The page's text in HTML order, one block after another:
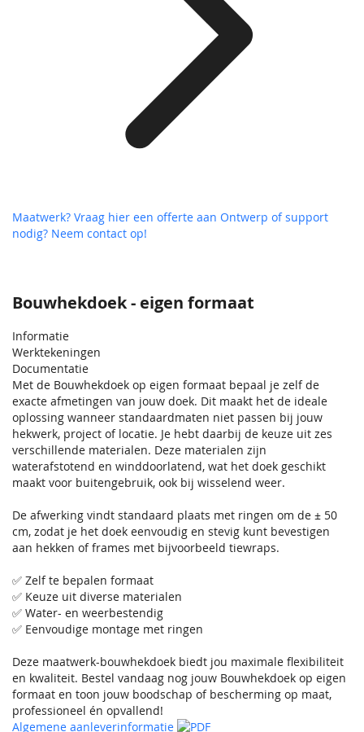
Bouwhekdoek - eigen formaat
Informatie
Werktekeningen
Documentatie
Met de Bouwhekdoek op eigen formaat bepaal je zelf de
exacte afmetingen van jouw doek. Dit maakt het de ideale
oplossing wanneer standaardmaten niet passen bij jouw
hekwerk, project of locatie. Je hebt daarbij de keuze uit zes
verschillende materialen. Deze materialen zijn
waterafstotend en winddoorlatend, wat het doek geschikt
maakt voor buitengebruik, ook bij wisselend weer.
De afwerking vindt standaard plaats met ringen om de ± 50
cm, zodat je het doek eenvoudig en stevig kunt bevestigen
aan hekken of frames met bijvoorbeeld tiewraps.
✅ Zelf te bepalen formaat
✅ Keuze uit diverse materialen
✅ Water- en weerbestendig
✅ Eenvoudige montage met ringen
Deze maatwerk-bouwhekdoek biedt jou maximale flexibiliteit
en kwaliteit. Bestel vandaag nog jouw Bouwhekdoek op eigen
formaat en toon jouw boodschap of bescherming op maat,
professioneel én opvallend!
Algemene aanleverinformatie
Maatwerk? Vraag hier een offerte aan Ontwerp of support
nodig? Neem contact op!